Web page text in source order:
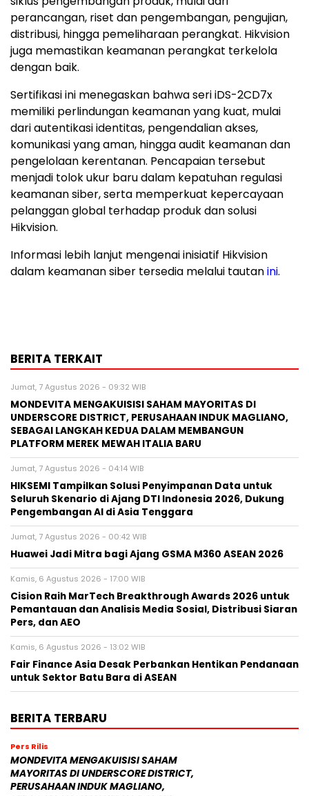
perancangan, riset dan pengembangan, pengujian,
distribusi, hingga pemeliharaan perangkat. Hikvision
juga memastikan keamanan perangkat terkelola
dengan baik.
Sertifikasi ini menegaskan bahwa seri iDS-2CD7x
memiliki perlindungan keamanan yang kuat, mulai
dari autentikasi identitas, pengendalian akses,
komunikasi yang aman, hingga audit keamanan dan
pengelolaan kerentanan. Pencapaian tersebut
menjadi tolok ukur baru dalam kepatuhan regulasi
keamanan siber, serta memperkuat kepercayaan
pelanggan global terhadap produk dan solusi
Hikvision.
Informasi lebih lanjut mengenai inisiatif Hikvision
dalam keamanan siber tersedia melalui tautanini.
BERITA TERKAIT
Jumat, 7 Agustus 2026 - 09:32 WIB
MONDEVITA MENGAKUISISI SAHAM MAYORITAS DI
UNDERSCORE DISTRICT, PERUSAHAAN INDUK MAGLIANO,
SEBAGAI LANGKAH KEDUA DALAM MEMBANGUN
PLATFORM MEREK MEWAH ITALIA BARU
Jumat, 7 Agustus 2026 - 04:14 WIB
HIKSEMI Tampilkan Solusi Penyimpanan Data untuk
Seluruh Skenario di Ajang DTI Indonesia 2026, Dukung
Pengembangan AI di Asia Tenggara
Jumat, 7 Agustus 2026 - 00:42 WIB
Huawei Jadi Mitra bagi Ajang GSMA M360 ASEAN 2026
Kamis, 6 Agustus 2026 - 17:00 WIB
Cision Raih MarTech Breakthrough Awards 2026 untuk
Pemantauan dan Analisis Media Sosial, Distribusi Siaran
Pers, dan AEO
Kamis, 6 Agustus 2026 - 13:02 WIB
Fair Finance Asia Desak Perbankan Hentikan Pendanaan
untuk Sektor Batu Bara di ASEAN
BERITA TERBARU
Pers Rilis
MONDEVITA MENGAKUISISI SAHAM
MAYORITAS DI UNDERSCORE DISTRICT,
PERUSAHAAN INDUK MAGLIANO,